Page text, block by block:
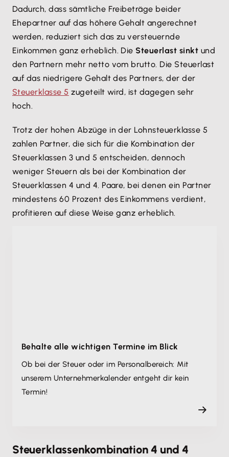
Dadurch, dass sämtliche Freibeträge beider
Ehepartner auf das höhere Gehalt angerechnet
werden, reduziert sich das zu versteuernde
Einkommen ganz erheblich. DieSteuerlast sinkt und
den Partnern mehr netto vom brutto. Die Steuerlast
auf das niedrigere Gehalt des Partners, der der
Steuerklasse 5 zugeteilt wird, ist dagegen sehr
hoch.
Trotz der hohen Abzüge in der Lohnsteuerklasse 5
zahlen Partner, die sich für die Kombination der
Steuerklassen 3 und 5 entscheiden, dennoch
weniger Steuern als bei der Kombination der
Steuerklassen 4 und 4. Paare, bei denen ein Partner
mindestens 60 Prozent des Einkommens verdient,
profitieren auf diese Weise ganz erheblich.
Behalte alle wichtigen Termine im Blick
Ob bei der Steuer oder im Personalbereich: Mit
unserem Unternehmer­kalender entgeht dir kein
Termin!
Steuerklassenkombination 4 und 4